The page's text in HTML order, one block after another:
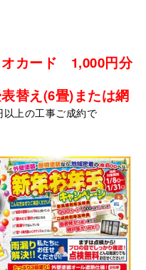
カード 1,000円分
替え(6畳)または網
上の工事ご成約で